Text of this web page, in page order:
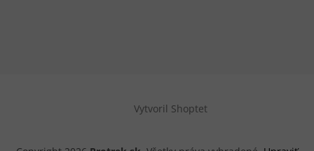
Vytvoril Shoptet